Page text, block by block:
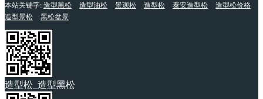
本站关键字: 造型黑松 造型油松 景观松 造型松 泰安造型松
造型松价格
造型景松
黑松盆景
造型松_造型黑松